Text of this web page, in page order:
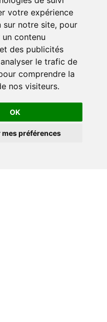
votre expérience
sur notre site, pour
contenu
des publicités
le trafic de
comprendre la
nos visiteurs.
OK
mes préférences
suite d’un appel à
le 03 novembre
vous à la Gare Saint
une série d’exposition
Sauveur
Lille (F)
Palais
Lebas